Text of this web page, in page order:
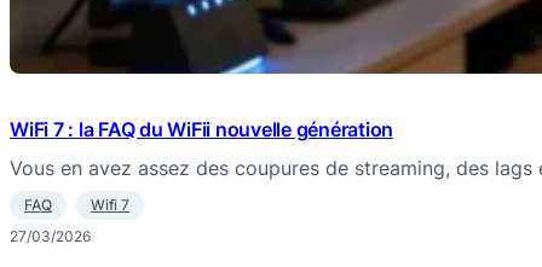
WiFi 7 : la FAQ du WiFii nouvelle génération
Vous en avez assez des coupures de streaming, des lags
FAQ
Wifi 7
27/03/2026